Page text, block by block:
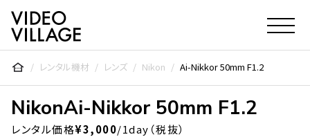
Video Village Inc.
レンタル機材 レンズ Nikon Ai-Nikkor 50mm F1.2
NikonAi-Nikkor 50mm F1.2
レンタル価格¥3,000/1day（税抜）